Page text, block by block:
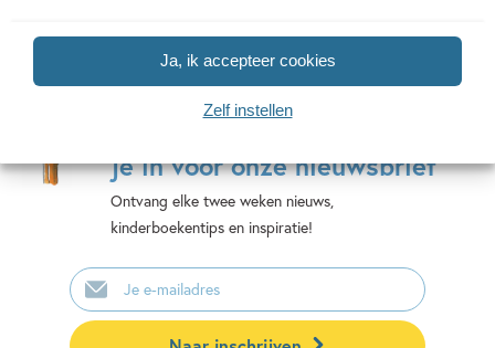
Ja, ik accepteer cookies
Zelf instellen
Prijs: 16,99
Aantal pagina's:
96
ROSE stories
Mis geen enkel kinderboek
je in voor onze nieuwsbrief
Ontvang elke twee weken nieuws,
kinderboekentips en inspiratie!
E-
mailadres